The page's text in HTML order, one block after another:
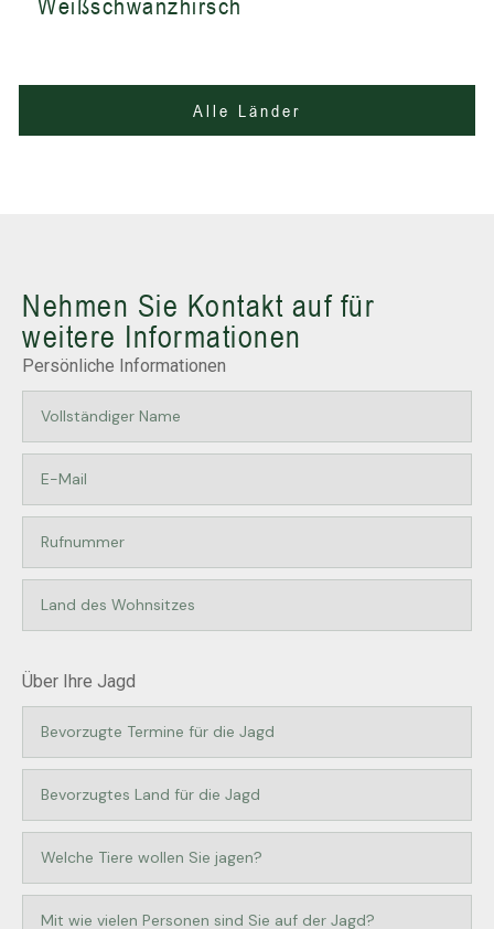
Weißschwanzhirsch
Alle Länder
Nehmen Sie Kontakt auf für
weitere Informationen
Persönliche Informationen
Über Ihre Jagd